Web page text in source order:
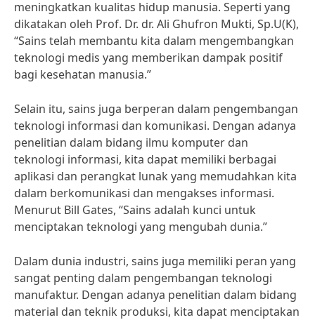
meningkatkan kualitas hidup manusia. Seperti yang
dikatakan oleh Prof. Dr. dr. Ali Ghufron Mukti, Sp.U(K),
“Sains telah membantu kita dalam mengembangkan
teknologi medis yang memberikan dampak positif
bagi kesehatan manusia.”
Selain itu, sains juga berperan dalam pengembangan
teknologi informasi dan komunikasi. Dengan adanya
penelitian dalam bidang ilmu komputer dan
teknologi informasi, kita dapat memiliki berbagai
aplikasi dan perangkat lunak yang memudahkan kita
dalam berkomunikasi dan mengakses informasi.
Menurut Bill Gates, “Sains adalah kunci untuk
menciptakan teknologi yang mengubah dunia.”
Dalam dunia industri, sains juga memiliki peran yang
sangat penting dalam pengembangan teknologi
manufaktur. Dengan adanya penelitian dalam bidang
material dan teknik produksi, kita dapat menciptakan